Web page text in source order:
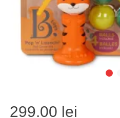
299.00 lei